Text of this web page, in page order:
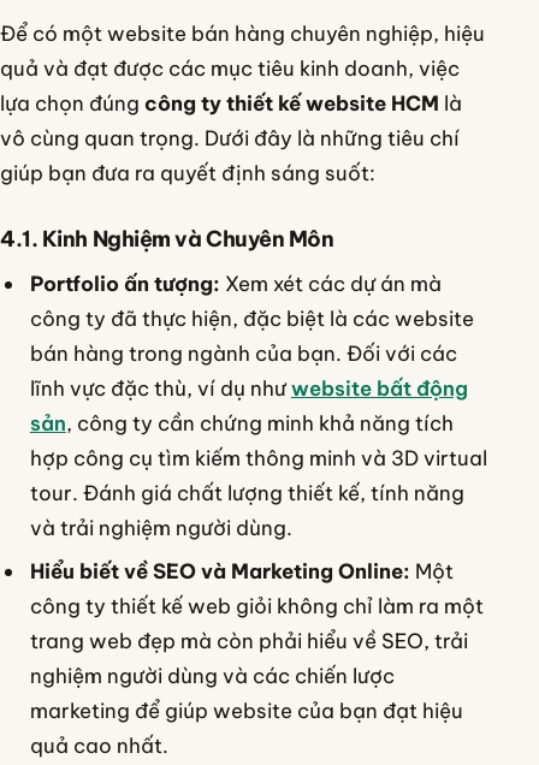
Để có một website bán hàng chuyên nghiệp, hiệu
quả và đạt được các mục tiêu kinh doanh, việc
lựa chọn đúng công ty thiết kế website HCM là
vô cùng quan trọng. Dưới đây là những tiêu chí
giúp bạn đưa ra quyết định sáng suốt:
4.1. Kinh Nghiệm và Chuyên Môn
Portfolio ấn tượng: Xem xét các dự án mà
công ty đã thực hiện, đặc biệt là các website
bán hàng trong ngành của bạn. Đối với các
lĩnh vực đặc thù, ví dụ nhưwebsite bất động
sản, công ty cần chứng minh khả năng tích
hợp công cụ tìm kiếm thông minh và 3D virtual
tour. Đánh giá chất lượng thiết kế, tính năng
và trải nghiệm người dùng.
Hiểu biết về SEO và Marketing Online: Một
công ty thiết kế web giỏi không chỉ làm ra một
trang web đẹp mà còn phải hiểu về SEO, trải
nghiệm người dùng và các chiến lược
marketing để giúp website của bạn đạt hiệu
quả cao nhất.